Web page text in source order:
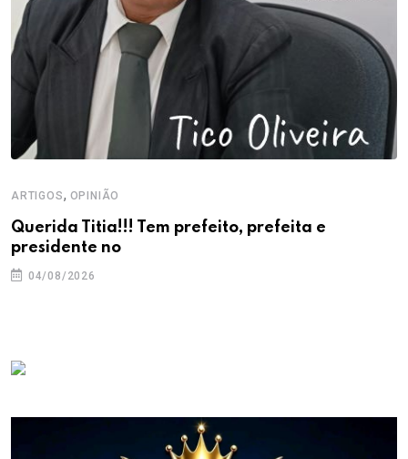
ARTIGOS, OPINIÃO
Querida Titia!!! Tem prefeito, prefeita e
presidente no
04/08/2026